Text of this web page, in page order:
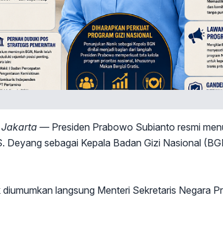
—Presiden Prabowo Subianto resmi
Deyang sebagai Kepala Badan Gizi Nasional
langsung Menteri Sekretaris Negara